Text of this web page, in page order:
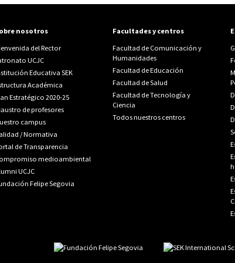
nosotros
del Rector
UCJC
Educativa SEK
Académica
Estratégico 2020-25
de profesores
campus
/Normativa
de Transparencia
medioambiental
UCJC
Felipe Segovia
Facultades y centros
Facultad de Comunicación y
Humanidades
Facultad de Educación
Facultad de Salud
Facultad de Tecnología y
Ciencia
Todos nuestros centros